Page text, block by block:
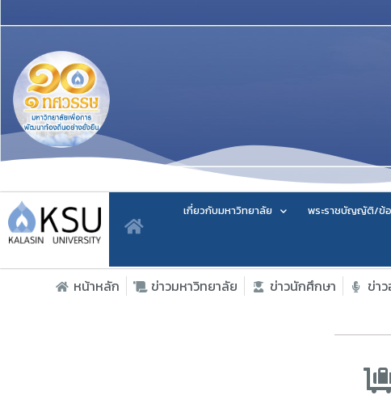
เกี่ยวกับมหาวิทยาลัย พระราชบัญญัติ/ข้
หน้าหลัก ข่าวมหาวิทยาลัย ข่าวนักศึกษา ข่า